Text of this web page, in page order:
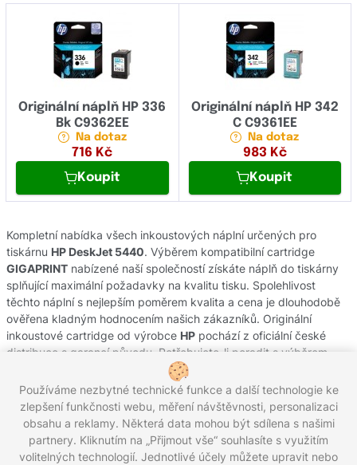
Originální náplň HP 336
Bk C9362EE
Na dotaz
716 Kč
Koupit
Originální náplň HP 342
C C9361EE
Na dotaz
983 Kč
Koupit
Kompletní nabídka všech inkoustových náplní určených pro
tiskárnu HP DeskJet 5440. Výběrem kompatibilní cartridge
GIGAPRINT nabízené naší společností získáte náplň do tiskárny
splňující maximální požadavky na kvalitu tisku. Spolehlivost
těchto náplní s nejlepším poměrem kvalita a cena je dlouhodobě
ověřena kladným hodnocením našich zákazníků. Originální
inkoustové cartridge od výrobce HP pochází z oficiální české
distribuce s garancí původu. Potřebujete-li poradit s výběrem
náplní do Vaší tiskárny, obraťte se na náš zákaznický servis, kde
Vám rádi pomůžeme.
Zavolejte nám zdarma: 800 203 100
Používáme nezbytné technické funkce a další technologie ke
zlepšení funkčnosti webu, měření návštěvnosti, personalizaci
obsahu a reklamy. Některá data mohou být sdílena s našimi
partnery. Kliknutím na „Přijmout vše“ souhlasíte s využitím
volitelných technologií. Jednotlivé účely můžete upravit nebo